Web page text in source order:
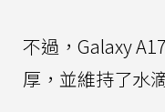
不過，Galaxy
厚，並維持了水